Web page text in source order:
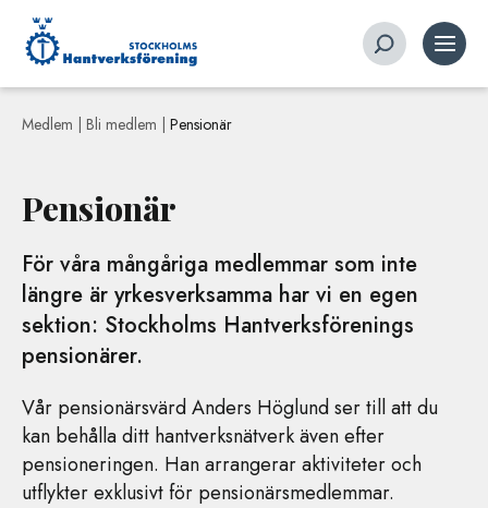
Medlem | Bli medlem Pensionär
Pensionär
För våra mångåriga medlemmar som inte
längre är yrkesverksamma har vi en egen
sektion: Stockholms Hantverksförenings
pensionärer.
Vår pensionärsvärd Anders Höglund ser till att du
kan behålla ditt hantverksnätverk även efter
pensioneringen. Han arrangerar aktiviteter och
utflykter exklusivt för pensionärsmedlemmar.